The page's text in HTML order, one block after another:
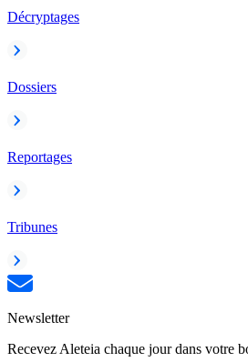
Décryptages
Dossiers
Reportages
Tribunes
Newsletter
Recevez Aleteia chaque jour dans votre